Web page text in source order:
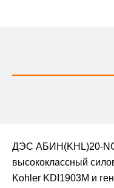
ДЭС АБИН(KHL)20-
высококлассный
Kohler KDI1903M и